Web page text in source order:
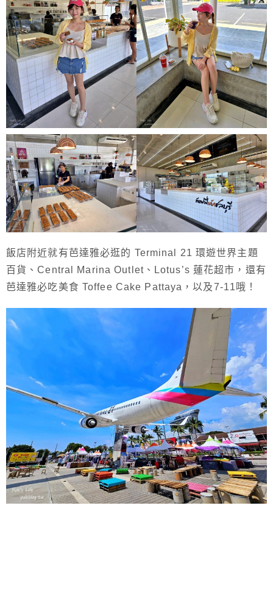
飯店附近就有芭達雅必逛的 Terminal 21 環遊世界主題
百貨、Central Marina Outlet、Lotus’s 蓮花超市，還有
芭達雅必吃美食 Toffee Cake Pattaya，以及7-11哦！